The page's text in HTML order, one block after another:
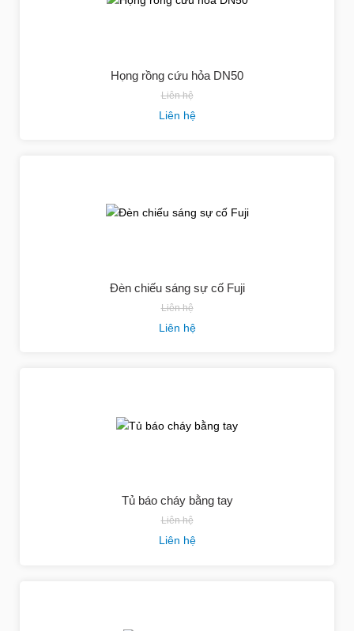
Họng rồng cứu hỏa DN50
Liên hệ
Liên hệ
Đèn chiếu sáng sự cố Fuji
Liên hệ
Liên hệ
Tủ báo cháy bằng tay
Liên hệ
Liên hệ